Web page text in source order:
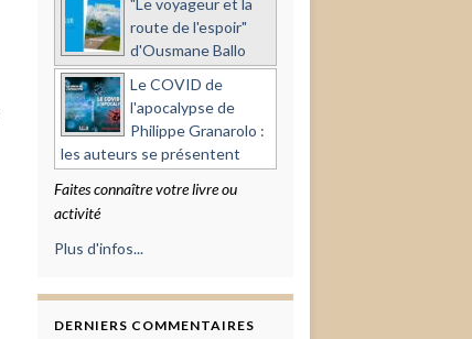
"Le voyageur et la
route de l'espoir"
d'Ousmane Ballo
Le COVID de
l'apocalypse de
Philippe Granarolo :
les auteurs se présentent
Faites connaître votre livre ou
activité
Plus d'infos...
DERNIERS COMMENTAIRES